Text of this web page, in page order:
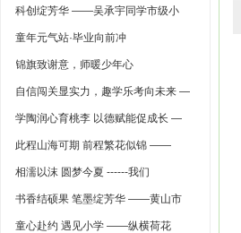
科创绽芳华 ——吴承宇同学市级小
童年元气站·毕业向前冲
锦旗致谢意，师暖少年心
自信闯关显实力，趣学乐考向未来 —
学陶润心育桃李 以德赋能促成长 —
此程山海可期 前程繁花似锦 ——
相濡以沫 圆梦今夏 ------我们
书香结硕果 笔墨绽芳华 ——黄山市
童心赴约 遇见小学 ——纵横荷花